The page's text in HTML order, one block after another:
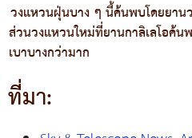
วงแหวนฝุ่นบาง ๆ นี้ค้นพบโดยยาน
ส่วนวงแหวนใหม่ที่ยานกาลิเลโอค้
เบาบางกว่ามาก
ที่มา: